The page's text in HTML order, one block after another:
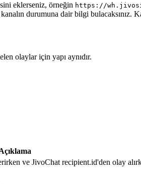
eklerseniz, örneğin https://
durumuna dair bilgi bulacaksınız.
olaylar için yapı aynıdır.
ve JivoChat recipient.id'den olay